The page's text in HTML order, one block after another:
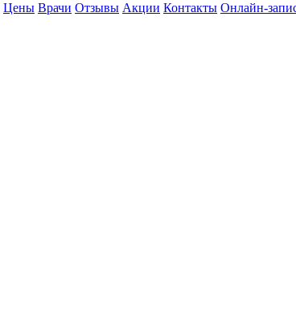
Цены Врачи Отзывы Акции Контакты Онлайн-